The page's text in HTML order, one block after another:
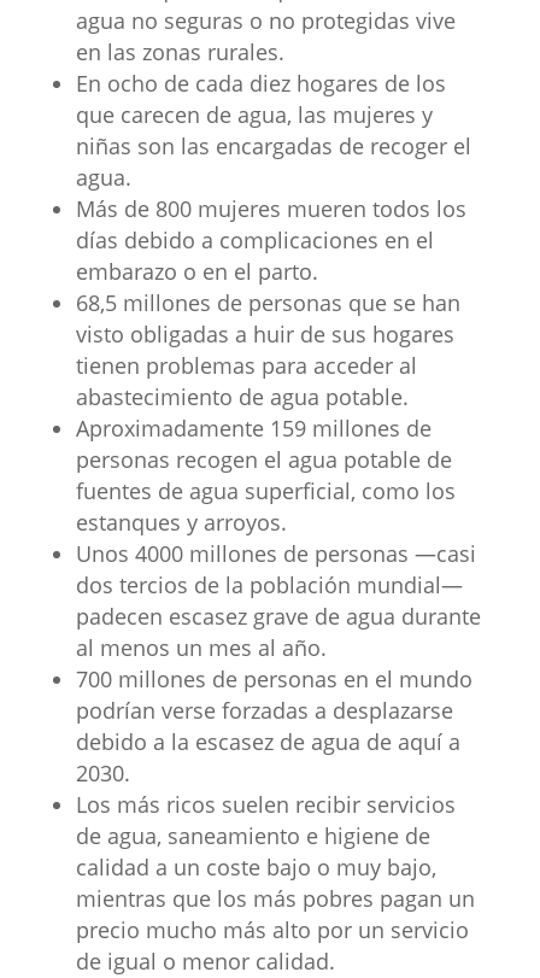
agua no seguras o no protegidas vive
en las zonas rurales.
En ocho de cada diez hogares de los
que carecen de agua, las mujeres y
niñas son las encargadas de recoger el
agua.
Más de 800 mujeres mueren todos los
días debido a complicaciones en el
embarazo o en el parto.
68,5 millones de personas que se han
visto obligadas a huir de sus hogares
tienen problemas para acceder al
abastecimiento de agua potable.
Aproximadamente 159 millones de
personas recogen el agua potable de
fuentes de agua superficial, como los
estanques y arroyos.
Unos 4000 millones de personas —casi
dos tercios de la población mundial—
padecen escasez grave de agua durante
al menos un mes al año.
700 millones de personas en el mundo
podrían verse forzadas a desplazarse
debido a la escasez de agua de aquí a
2030.
Los más ricos suelen recibir servicios
de agua, saneamiento e higiene de
calidad a un coste bajo o muy bajo,
mientras que los más pobres pagan un
precio mucho más alto por un servicio
de igual o menor calidad.